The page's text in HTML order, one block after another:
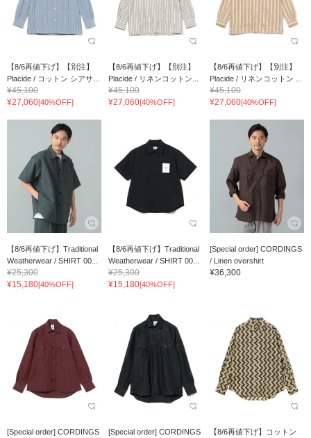
【8/6再値下げ】【別注】
Placide / コットン シアサ...
¥45,100
¥27,060[40%OFF]
【8/6再値下げ】【別注】
Placide / リネンコットン...
¥45,100
¥27,060[40%OFF]
【8/6再値下げ】【別注】
Placide / リネンコットン ...
¥45,100
¥27,060[40%OFF]
【8/6再値下げ】Traditional
Weatherwear / SHIRT 00...
¥25,300
¥15,180[40%OFF]
【8/6再値下げ】Traditional
Weatherwear / SHIRT 00...
¥25,300
¥15,180[40%OFF]
[Special order] CORDINGS
/ Linen overshirt
¥36,300
[Special order] CORDINGS
[Special order] CORDINGS
【8/6再値下げ】コットン